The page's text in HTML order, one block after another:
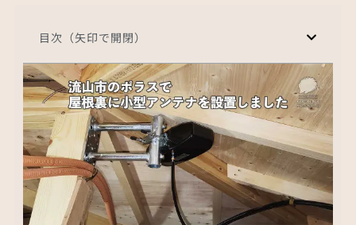
目次（矢印で開閉）